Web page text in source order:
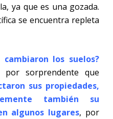
ya que es una gozada.
se encuentra repleta
los suelos?
por sorprendente que
sus propiedades,
también su
algunos lugares, por